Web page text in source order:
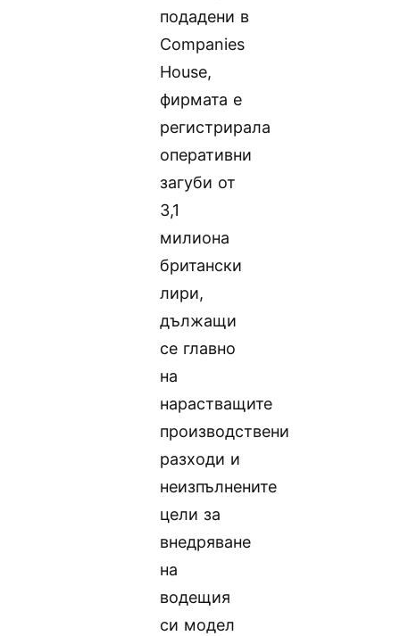
подадени в
Companies
House,
фирмата е
регистрирала
оперативни
загуби от
3,1
милиона
британски
лири,
дължащи
се главно
на
нарастващите
производствени
разходи и
неизпълнените
цели за
внедряване
на
водещия
си модел